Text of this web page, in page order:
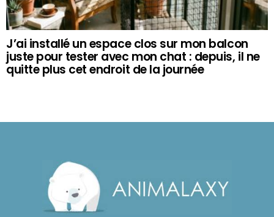
J’ai installé un espace clos sur mon balcon
juste pour tester avec mon chat : depuis, il ne
quitte plus cet endroit de la journée